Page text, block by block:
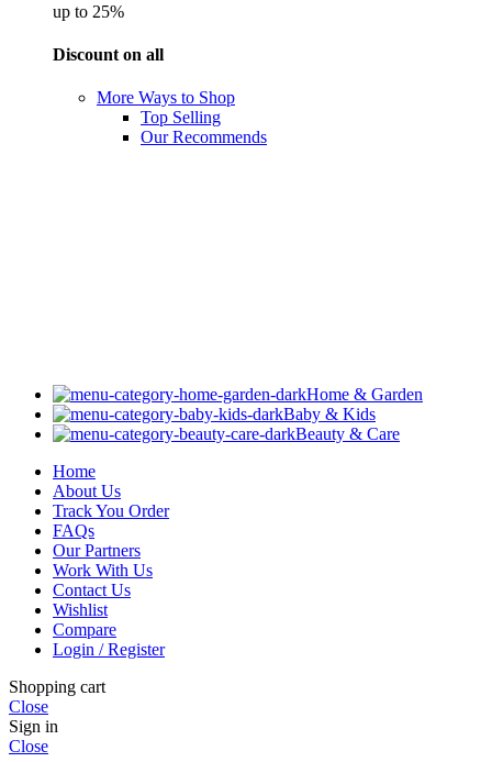
up to 25%
Discount on all
More Ways to Shop
Top Selling
Our Recommends
Home & Garden
Baby & Kids
Beauty & Care
Home
About Us
Track You Order
FAQs
Our Partners
Work With Us
Contact Us
Wishlist
Compare
Login / Register
Shopping cart
Close
Sign in
Close